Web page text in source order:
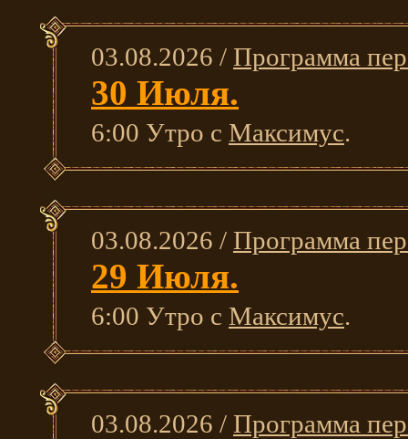
03.08.2026 / Программа
30 Июля.
6:00 Утро с Максимус.
03.08.2026 / Программа
29 Июля.
6:00 Утро с Максимус.
03.08.2026 / Программа